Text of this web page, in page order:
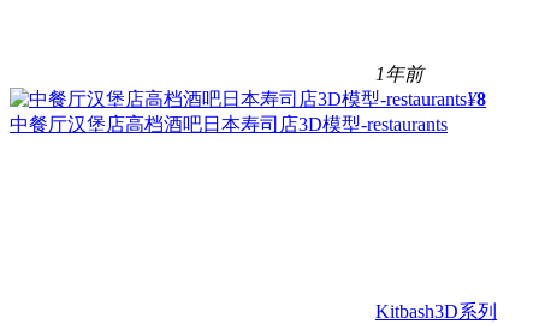
1年前
¥8
中餐厅汉堡店高档酒吧日本寿司店3D模型-restaurants
Kitbash3D系列